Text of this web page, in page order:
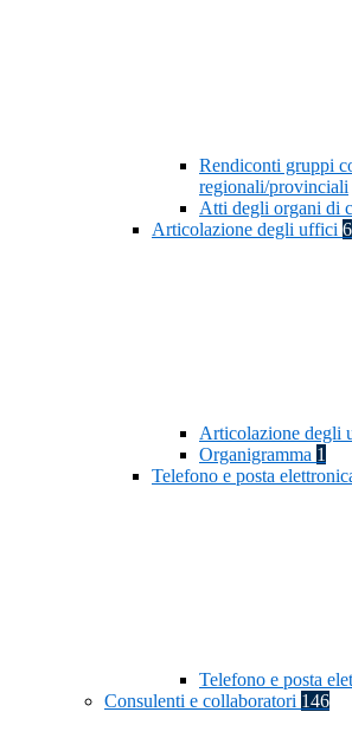
Rendiconti gruppi
regionali/provinciali
Atti degli organi di
Articolazione degli uffici 6
Articolazione degli
Organigramma 1
Telefono e posta
Telefono e posta
Consulenti e collaboratori 146